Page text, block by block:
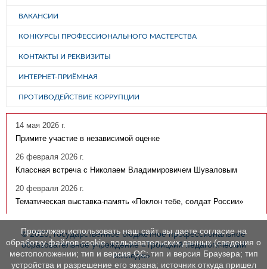
ВАКАНСИИ
КОНКУРСЫ ПРОФЕССИОНАЛЬНОГО МАСТЕРСТВА
КОНТАКТЫ И РЕКВИЗИТЫ
ИНТЕРНЕТ-ПРИЁМНАЯ
ПРОТИВОДЕЙСТВИЕ КОРРУПЦИИ
14 мая 2026 г.
Примите участие в независимой оценке
26 февраля 2026 г.
Классная встреча с Николаем Владимировичем Шуваловым
20 февраля 2026 г.
Тематическая выставка-память «Поклон тебе, солдат России»
© 2020, государственное бюджетное профессиональное
образовательное учреждение «Троицкий педагогический
колледж»
Продолжая использовать наш сайт, вы даете согласие на
обработку файлов cookie, пользовательских данных (сведения о
местоположении; тип и версия ОС; тип и версия Браузера; тип
устройства и разрешение его экрана; источник откуда пришел